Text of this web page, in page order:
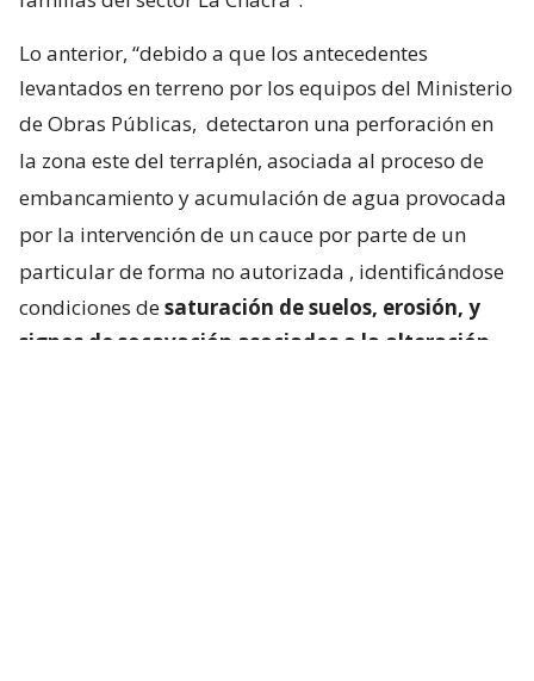
Lo anterior, “debido a que los antecedentes
levantados en terreno por los equipos del Ministerio
de Obras Públicas, detectaron una perforación en
la zona este del terraplén, asociada al proceso de
embancamiento y acumulación de agua provocada
por la intervención de un cauce por parte de un
particular de forma no autorizada , identificándose
condiciones desaturación de suelos, erosión, y
signos de socavación asociados a la alteración